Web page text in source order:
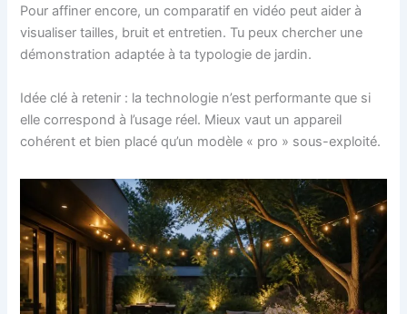
Pour affiner encore, un comparatif en vidéo peut aider à
visualiser tailles, bruit et entretien. Tu peux chercher une
démonstration adaptée à ta typologie de jardin.
Idée clé à retenir : la technologie n’est performante que si
elle correspond à l’usage réel. Mieux vaut un appareil
cohérent et bien placé qu’un modèle « pro » sous-exploité.